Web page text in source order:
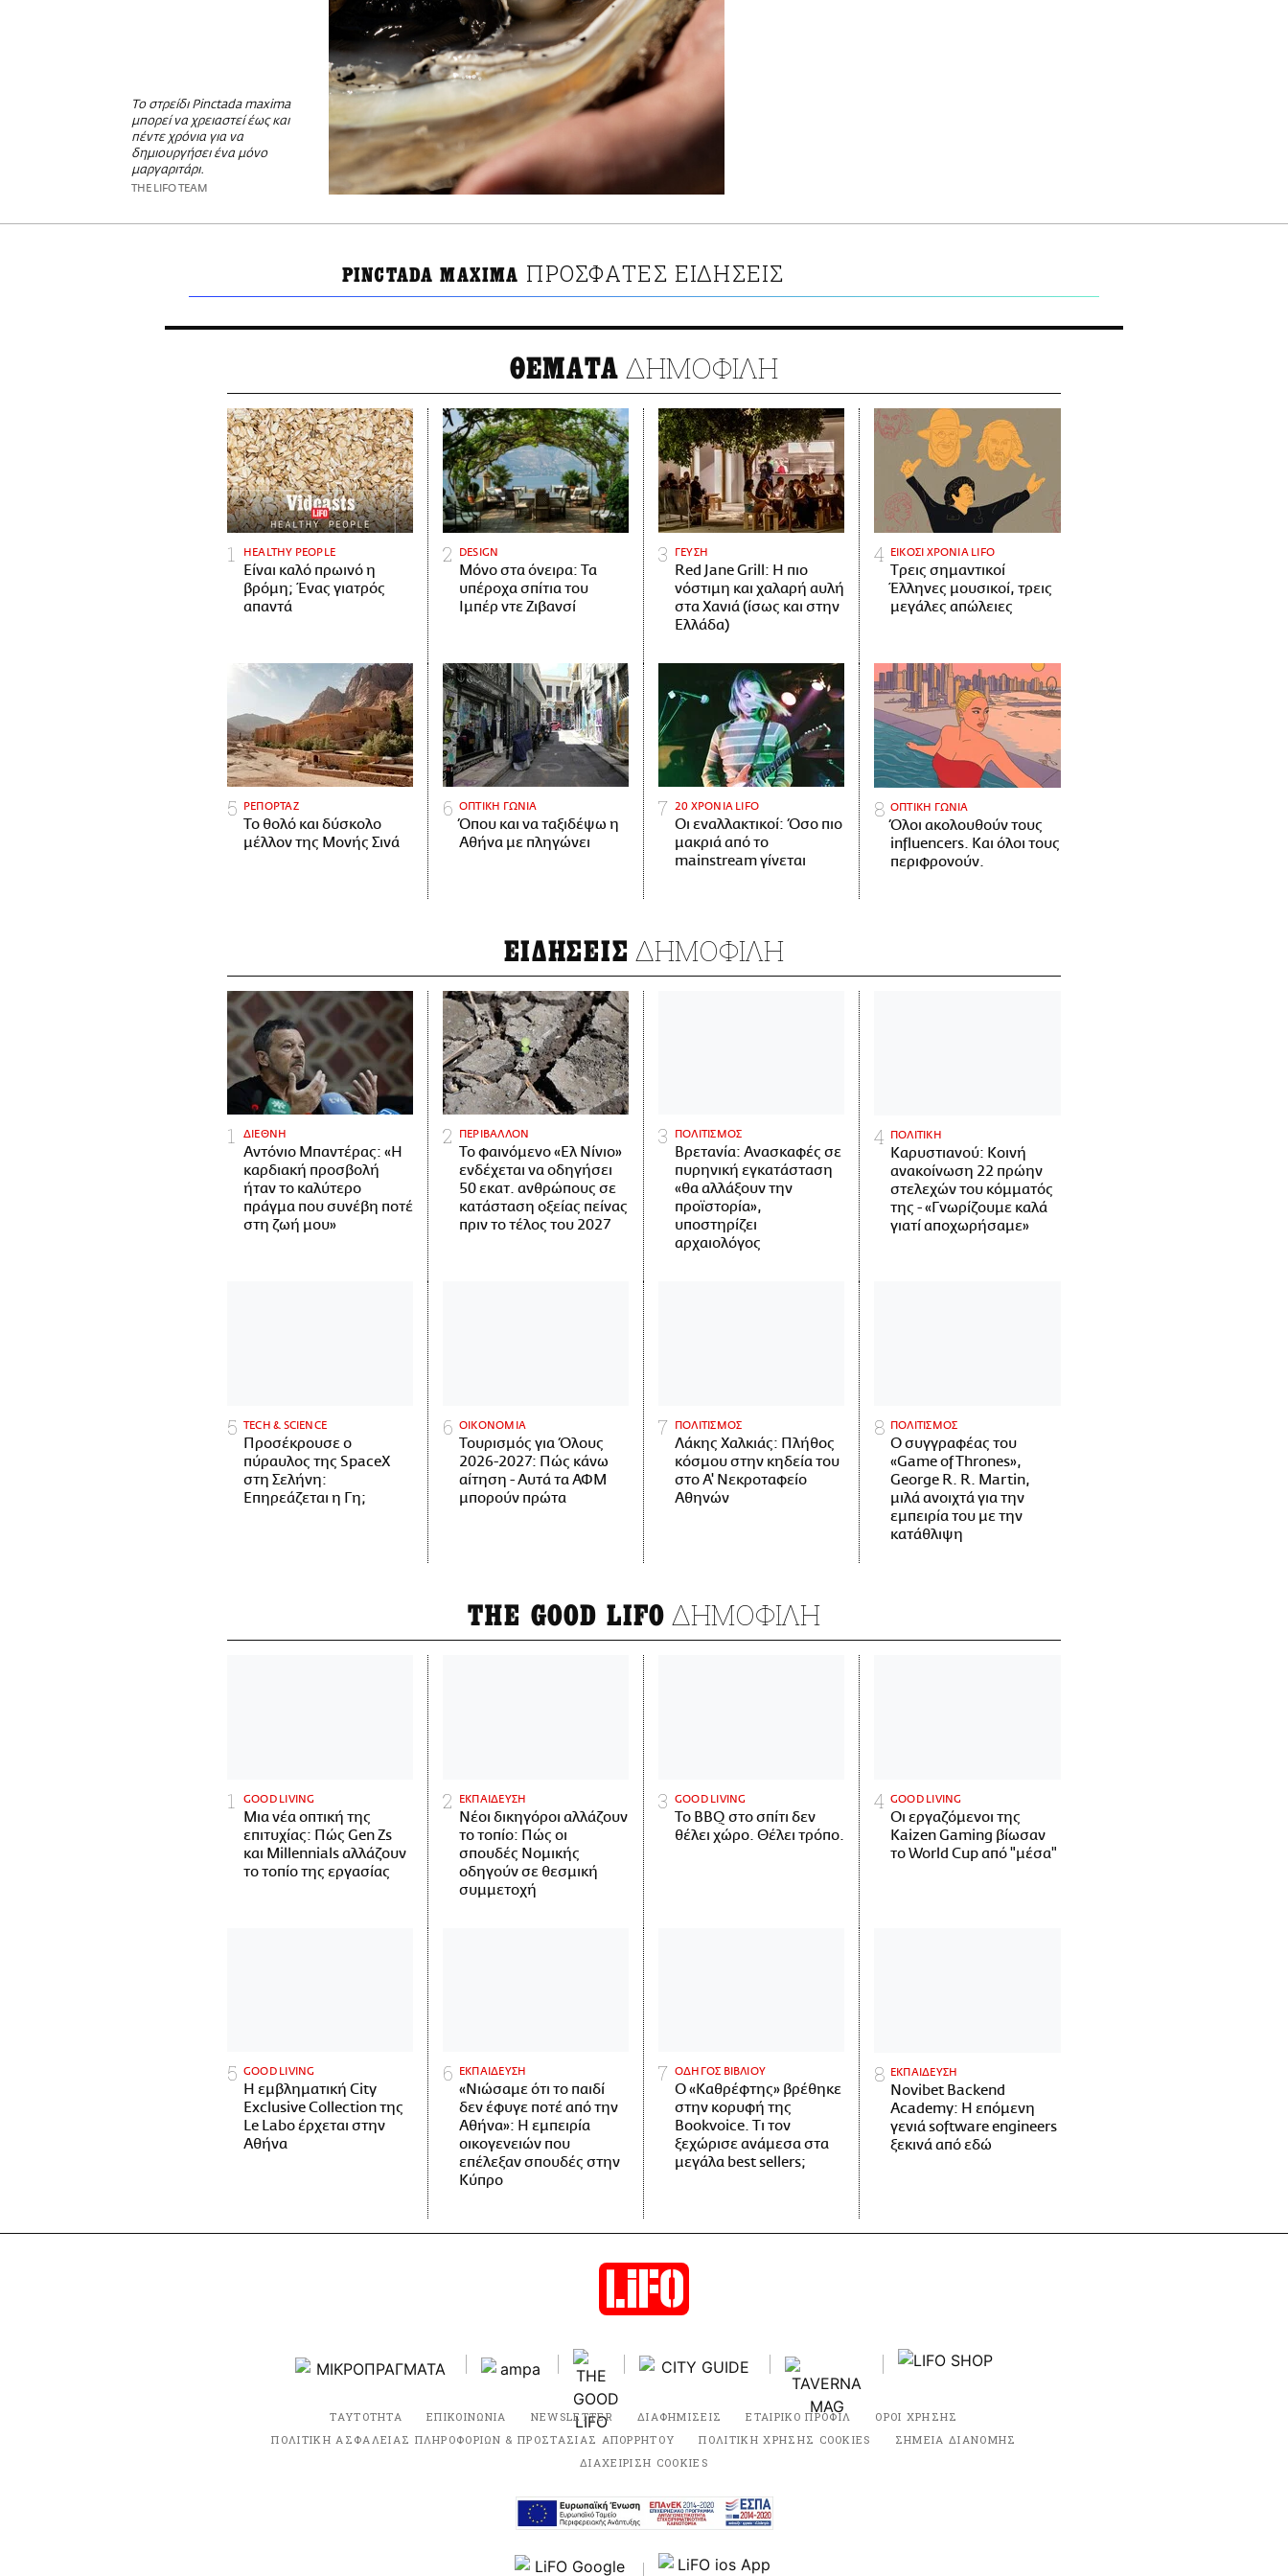
Το στρείδι Pinctada maxima
μπορεί να χρειαστεί έως και
πέντε χρόνια για να
δημιουργήσει ένα μόνο
μαργαριτάρι.
THE LIFO TEAM
PINCTADA MAXIMA ΠΡΟΣΦΑΤΕΣ ΕΙΔΗΣΕΙΣ
ΘΕΜΑΤΑ ΔΗΜΟΦΙΛΗ
HEALTHY PEOPLE
Είναι καλό πρωινό η
βρόμη; Ένας γιατρός
απαντά
DESIGN
Μόνο στα όνειρα: Τα
υπέροχα σπίτια του
Ιμπέρ ντε Ζιβανσί
ΓΕΥΣΗ
Red Jane Grill: Η πιο
νόστιμη και χαλαρή αυλή
στα Χανιά (ίσως και στην
Ελλάδα)
ΕΙΚΟΣΙ ΧΡΟΝΙΑ LIFO
Tρεις σημαντικοί
Έλληνες μουσικοί, τρεις
μεγάλες απώλειες
ΡΕΠΟΡΤΑΖ
Το θολό και δύσκολο
μέλλον της Μονής Σινά
ΟΠΤΙΚΗ ΓΩΝΙΑ
Όπου και να ταξιδέψω η
Αθήνα με πληγώνει
20 ΧΡΟΝΙΑ LIFO
Οι εναλλακτικοί: Όσο πιο
μακριά από το
mainstream γίνεται
ΟΠΤΙΚΗ ΓΩΝΙΑ
Όλοι ακολουθούν τους
influencers. Και όλοι τους
περιφρονούν.
ΕΙΔΗΣΕΙΣ ΔΗΜΟΦΙΛΗ
ΔΙΕΘΝΗ
Αντόνιο Μπαντέρας: «Η
καρδιακή προσβολή
ήταν το καλύτερο
πράγμα που συνέβη ποτέ
στη ζωή μου»
ΠΕΡΙΒΑΛΛΟΝ
Το φαινόμενο «Ελ Νίνιο»
ενδέχεται να οδηγήσει
50 εκατ. ανθρώπους σε
κατάσταση οξείας πείνας
πριν το τέλος του 2027
ΠΟΛΙΤΙΣΜΟΣ
Βρετανία: Ανασκαφές σε
πυρηνική εγκατάσταση
«θα αλλάξουν την
προϊστορία»,
υποστηρίζει
αρχαιολόγος
ΠΟΛΙΤΙΚΗ
Καρυστιανού: Κοινή
ανακοίνωση 22 πρώην
στελεχών του κόμματός
της - «Γνωρίζουμε καλά
γιατί αποχωρήσαμε»
ΤECH & SCIENCE
Προσέκρουσε ο
πύραυλος της SpaceX
στη Σελήνη:
Επηρεάζεται η Γη;
ΟΙΚΟΝΟΜΙΑ
Τουρισμός για Όλους
2026-2027: Πώς κάνω
αίτηση - Αυτά τα ΑΦΜ
μπορούν πρώτα
ΠΟΛΙΤΙΣΜΟΣ
Λάκης Χαλκιάς: Πλήθος
κόσμου στην κηδεία του
στο Α' Νεκροταφείο
Αθηνών
ΠΟΛΙΤΙΣΜΟΣ
Ο συγγραφέας του
«Game of Thrones»,
George R. R. Martin,
μιλά ανοιχτά για την
εμπειρία του με την
κατάθλιψη
THE GOOD LIFO ΔΗΜΟΦΙΛΗ
GOOD LIVING
Μια νέα οπτική της
επιτυχίας: Πώς Gen Zs
και Millennials αλλάζουν
το τοπίο της εργασίας
ΕΚΠΑΙΔΕΥΣΗ
Νέοι δικηγόροι αλλάζουν
το τοπίο: Πώς οι
σπουδές Νομικής
οδηγούν σε θεσμική
συμμετοχή
GOOD LIVING
Το BBQ στο σπίτι δεν
θέλει χώρο. Θέλει τρόπο.
GOOD LIVING
Οι εργαζόμενοι της
Kaizen Gaming βίωσαν
το World Cup από "μέσα"
GOOD LIVING
Η εμβληματική City
Exclusive Collection της
Le Labo έρχεται στην
Αθήνα
ΕΚΠΑΙΔΕΥΣΗ
«Νιώσαμε ότι το παιδί
δεν έφυγε ποτέ από την
Αθήνα»: Η εμπειρία
οικογενειών που
επέλεξαν σπουδές στην
Κύπρο
ΟΔΗΓΟΣ ΒΙΒΛΙΟΥ
Ο «Καθρέφτης» βρέθηκε
στην κορυφή της
Bookvoice. Τι τον
ξεχώρισε ανάμεσα στα
μεγάλα best sellers;
ΕΚΠΑΙΔΕΥΣΗ
Novibet Backend
Academy: Η επόμενη
γενιά software engineers
ξεκινά από εδώ
ΤΑΥΤΟΤΗΤΑ ΕΠΙΚΟΙΝΩΝΙΑ NEWSLETTER ΔΙΑΦΗΜΙΣΕΙΣ ΕΤΑΙΡΙΚΟ ΠΡΟΦΙΛ
ΟΡΟΙ ΧΡΗΣΗΣ
ΠΟΛΙΤΙΚΗ ΑΣΦΑΛΕΙΑΣ ΠΛΗΡΟΦΟΡΙΩΝ & ΠΡΟΣΤΑΣΙΑΣ ΑΠΟΡΡΗΤΟΥ
ΠΟΛΙΤΙΚΗ ΧΡΗΣΗΣ COOKIES
ΣΗΜΕΙΑ ΔΙΑΝΟΜΗΣ
ΔΙΑΧΕΙΡΙΣΗ COOKIES